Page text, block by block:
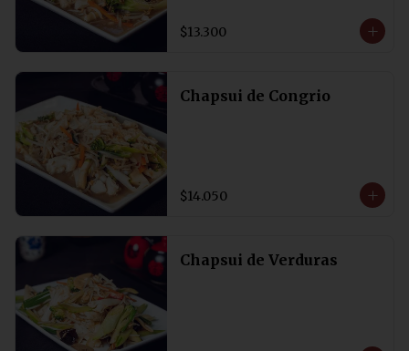
$13.300
Chapsui de Congrio
$14.050
Chapsui de Verduras